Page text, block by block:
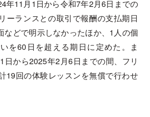
年11月1日から令和7年2月6日までの
ーランスとの取引で報酬の支払期日
などで明示しなかったほか、1人の個
を60日を超える期日に定めた。ま
日から2025年2月6日までの間、フリ
19回の体験レッスンを無償で行わせ